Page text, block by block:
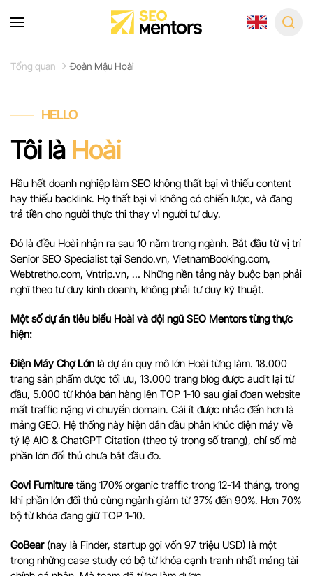
Tổng quan Đoàn Mậu Hoài
HELLO
Tôi là Hoài
Hầu hết doanh nghiệp làm SEO không thất bại vì thiếu content
hay thiếu backlink. Họ thất bại vì không có chiến lược, và đang
trả tiền cho người thực thi thay vì người tư duy.
Đó là điều Hoài nhận ra sau 10 năm trong ngành. Bắt đầu từ vị trí
Senior SEO Specialist tại Sendo.vn, VietnamBooking.com,
Webtretho.com, Vntrip.vn, … Những nền tảng này buộc bạn phải
nghĩ theo tư duy kinh doanh, không phải tư duy kỹ thuật.
Một số dự án tiêu biểu Hoài và đội ngũ SEO Mentors từng thực
hiện:
Điện Máy Chợ Lớn là dự án quy mô lớn Hoài từng làm. 18.000
trang sản phẩm được tối ưu, 13.000 trang blog được audit lại từ
đầu, 5.000 từ khóa bán hàng lên TOP 1-10 sau giai đoạn website
mất traffic nặng vì chuyển domain. Cái ít được nhắc đến hơn là
mảng GEO. Hệ thống này hiện dẫn đầu phân khúc điện máy về
tỷ lệ AIO & ChatGPT Citation (theo tỷ trọng số trang), chỉ số mà
phần lớn đối thủ chưa bắt đầu đo.
Govi Furnituretăng 170% organic traffic trong 12-14 tháng, trong
khi phần lớn đối thủ cùng ngành giảm từ 37% đến 90%. Hơn 70%
bộ từ khóa đang giữ TOP 1-10.
GoBear(nay là Finder, startup gọi vốn 97 triệu USD) là một
trong những case study có bộ từ khóa cạnh tranh nhất mảng tài